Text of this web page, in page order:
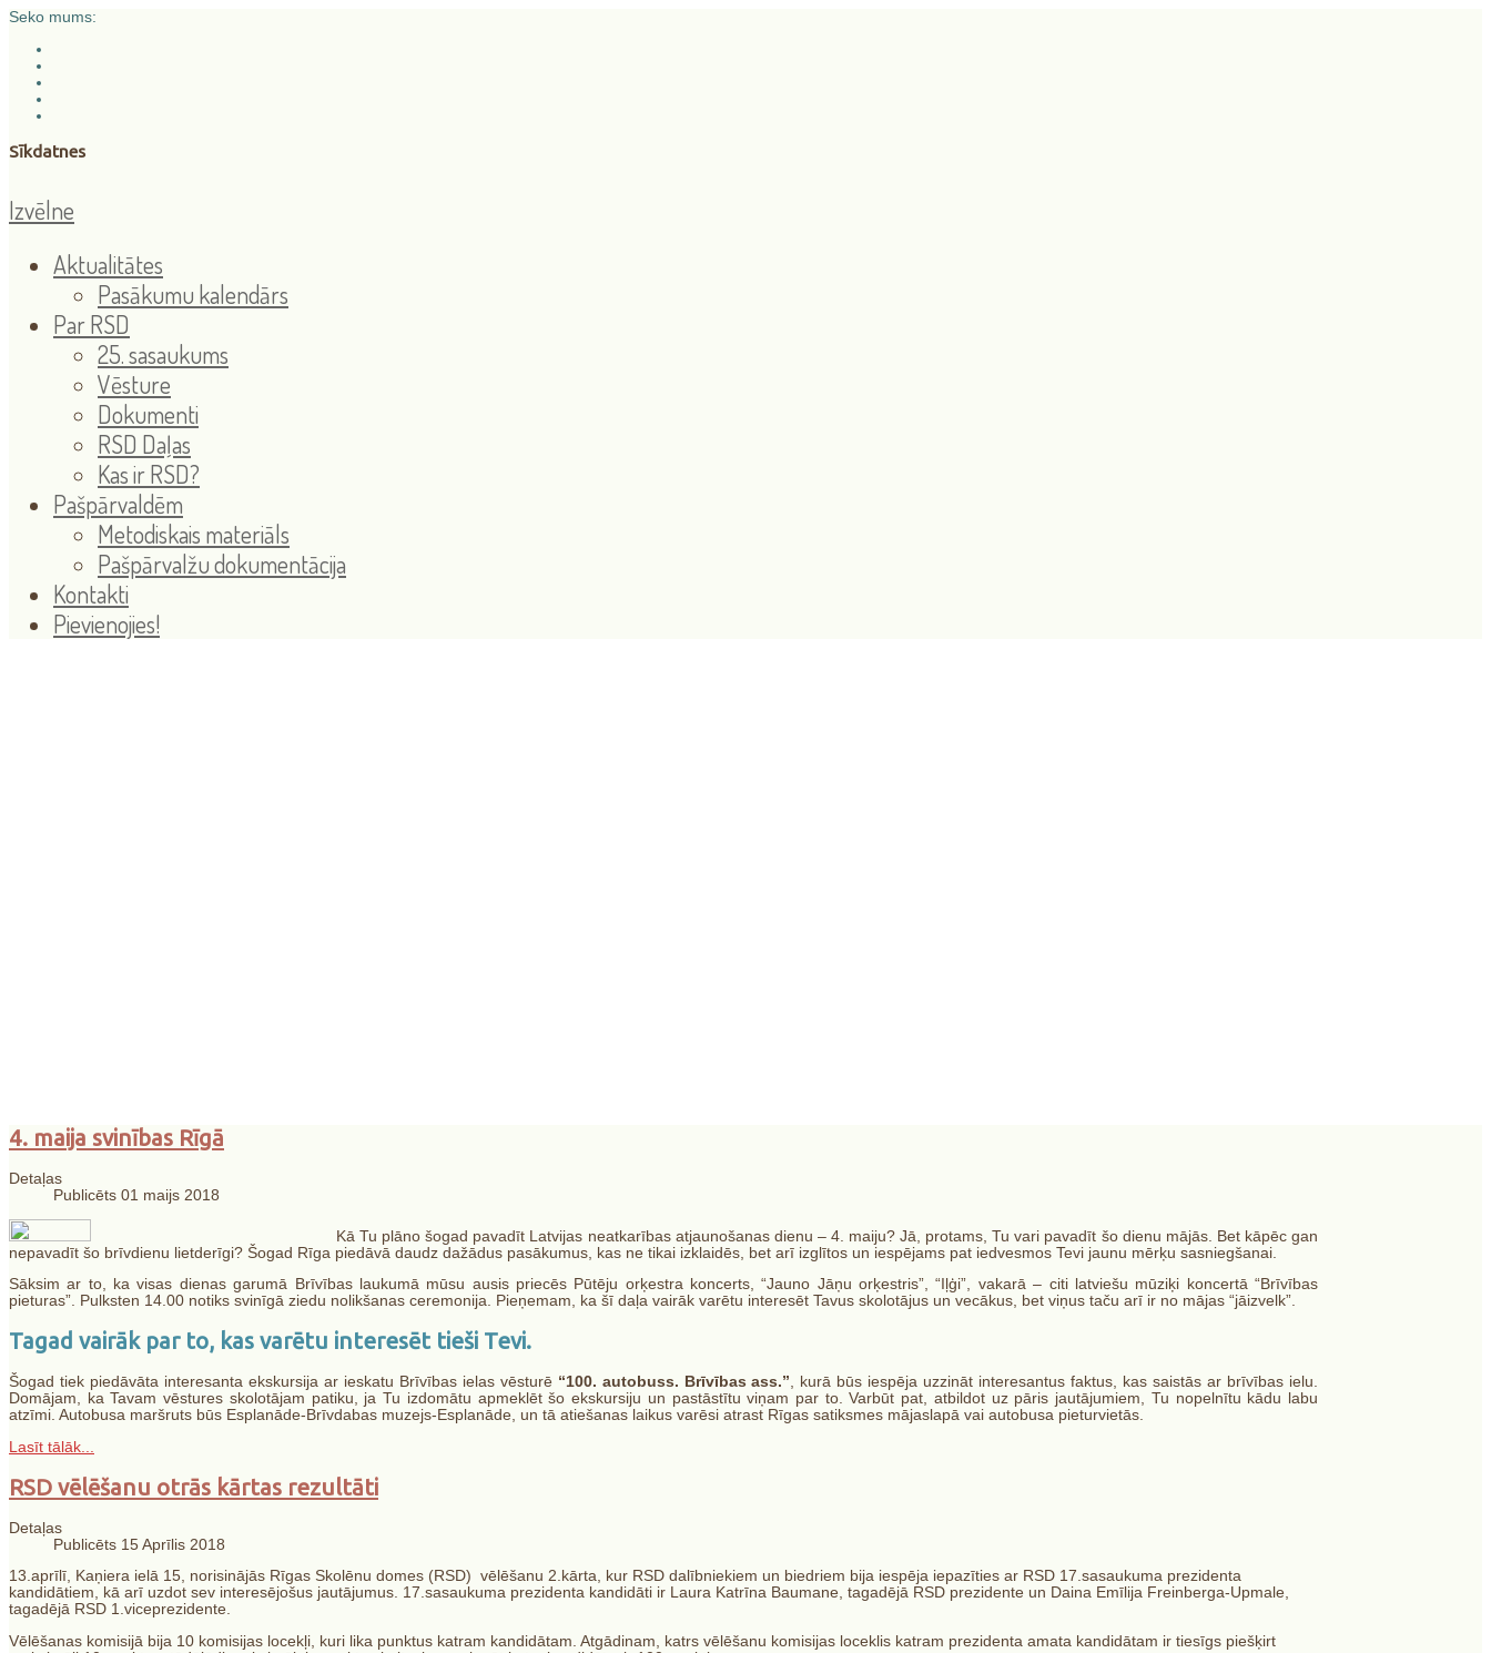
Seko mums:
Sīkdatnes
Izvēlne
Aktualitātes
Pasākumu kalendārs
Par RSD
25. sasaukums
Vēsture
Dokumenti
RSD Daļas
Kas ir RSD?
Pašpārvaldēm
Metodiskais materiāls
Pašpārvalžu dokumentācija
Kontakti
Pievienojies!
"Skolēnu dzīves un
personības attīstībai"
4. maija svinības Rīgā
Detaļas
Publicēts 01 maijs 2018
Kā Tu plāno šogad pavadīt Latvijas neatkarības atjaunošanas dienu – 4. maiju? Jā, protams, Tu vari pavadīt šo dienu mājās. Bet kāpēc gan
nepavadīt šo brīvdienu lietderīgi? Šogad Rīga piedāvā daudz dažādus pasākumus, kas ne tikai izklaidēs, bet arī izglītos un iespējams pat iedvesmos Tevi jaunu mērķu sasniegšanai.
Sāksim ar to, ka visas dienas garumā Brīvības laukumā mūsu ausis priecēs Pūtēju orķestra koncerts, “Jauno Jāņu orķestris”, “Iļģi”, vakarā – citi latviešu mūziķi koncertā “Brīvības
pieturas”. Pulksten 14.00 notiks svinīgā ziedu nolikšanas ceremonija. Pieņemam, ka šī daļa vairāk varētu interesēt Tavus skolotājus un vecākus, bet viņus taču arī ir no mājas “jāizvelk”.
Tagad vairāk par to, kas varētu interesēt tieši Tevi.
Šogad tiek piedāvāta interesanta ekskursija ar ieskatu Brīvības ielas vēsturē “100. autobuss. Brīvības ass.”, kurā būs iespēja uzzināt interesantus faktus, kas saistās ar brīvības ielu.
Domājam, ka Tavam vēstures skolotājam patiku, ja Tu izdomātu apmeklēt šo ekskursiju un pastāstītu viņam par to. Varbūt pat, atbildot uz pāris jautājumiem, Tu nopelnītu kādu labu
atzīmi. Autobusa maršruts būs Esplanāde-Brīvdabas muzejs-Esplanāde, un tā atiešanas laikus varēsi atrast Rīgas satiksmes mājaslapā vai autobusa pieturvietās.
Lasīt tālāk...
RSD vēlēšanu otrās kārtas rezultāti
Detaļas
Publicēts 15 Aprīlis 2018
13.aprīlī, Kaņiera ielā 15, norisinājās Rīgas Skolēnu domes (RSD) vēlēšanu 2.kārta, kur RSD dalībniekiem un biedriem bija iespēja iepazīties ar RSD 17.sasaukuma prezidenta
kandidātiem, kā arī uzdot sev interesējošus jautājumus. 17.sasaukuma prezidenta kandidāti ir Laura Katrīna Baumane, tagadējā RSD prezidente un Daina Emīlija Freinberga-Upmale,
tagadējā RSD 1.viceprezidente.
Vēlēšanas komisijā bija 10 komisijas locekļi, kuri lika punktus katram kandidātam. Atgādinam, katrs vēlēšanu komisijas loceklis katram prezidenta amata kandidātam ir tiesīgs piešķirt